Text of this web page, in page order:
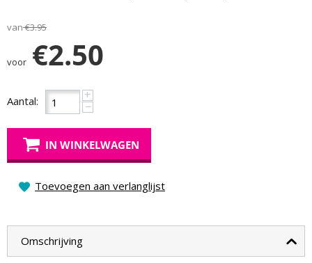
van €3.95
voor €2.50
Aantal: +
−
IN WINKELWAGEN
Toevoegen aan verlanglijst
Omschrijving